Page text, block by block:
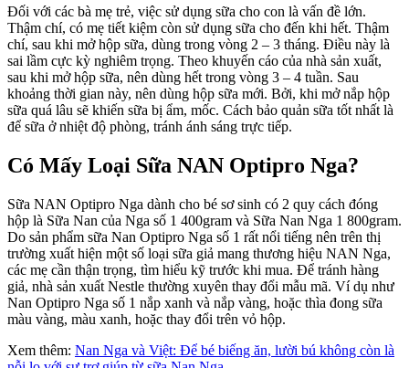
Đối với các bà mẹ trẻ, việc sử dụng sữa cho con là vấn đề lớn.
Thậm chí, có mẹ tiết kiệm còn sử dụng sữa cho đến khi hết. Thậm
chí, sau khi mở hộp sữa, dùng trong vòng 2 – 3 tháng. Điều này là
sai lầm cực kỳ nghiêm trọng. Theo khuyến cáo của nhà sản xuất,
sau khi mở hộp sữa, nên dùng hết trong vòng 3 – 4 tuần. Sau
khoảng thời gian này, nên dùng hộp sữa mới. Bởi, khi mở nắp hộp
sữa quá lâu sẽ khiến sữa bị ẩm, mốc. Cách bảo quản sữa tốt nhất là
để sữa ở nhiệt độ phòng, tránh ánh sáng trực tiếp.
Có Mấy Loại Sữa NAN Optipro Nga?
Sữa NAN Optipro Nga dành cho bé sơ sinh có 2 quy cách đóng
hộp là Sữa Nan của Nga số 1 400gram và Sữa Nan Nga 1 800gram.
Do sản phẩm sữa Nan Optipro Nga số 1 rất nổi tiếng nên trên thị
trường xuất hiện một số loại sữa giả mang thương hiệu NAN Nga,
các mẹ cần thận trọng, tìm hiểu kỹ trước khi mua. Để tránh hàng
giả, nhà sản xuất Nestle thường xuyên thay đổi mẫu mã. Ví dụ như
Nan Optipro Nga số 1 nắp xanh và nắp vàng, hoặc thìa đong sữa
màu vàng, màu xanh, hoặc thay đổi trên vỏ hộp.
Xem thêm: Nan Nga và Việt: Để bé biếng ăn, lười bú không còn là